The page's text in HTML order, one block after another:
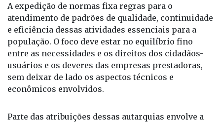
A expedição de normas fixa regras para o
atendimento de padrões de qualidade, continuidade
e eficiência dessas atividades essenciais para a
população. O foco deve estar no equilíbrio fino
entre as necessidades e os direitos dos cidadãos-
usuários e os deveres das empresas prestadoras,
sem deixar de lado os aspectos técnicos e
econômicos envolvidos.
Parte das atribuições dessas autarquias envolve a